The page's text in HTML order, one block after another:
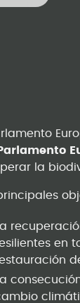
la
principales
La
en
La